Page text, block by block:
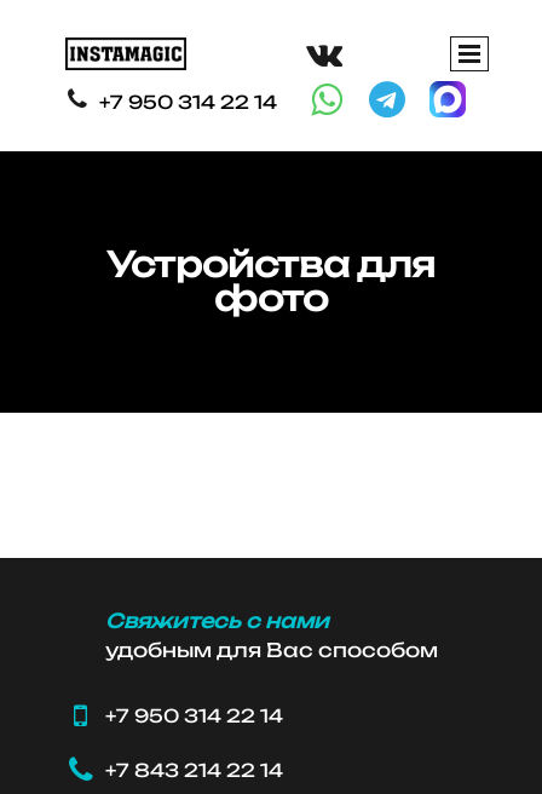

 +7 950 314 22 14  
Устройства для
фото
Свяжитесь с нами
удобным для Вас способом
 +7 950 314 22 14
 +7 843 214 22 14